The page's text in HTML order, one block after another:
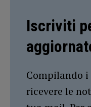
Iscriviti
Compilando
ricevere le